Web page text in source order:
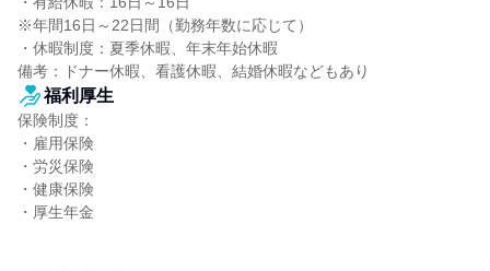
※年間16日～22日間（勤務年数に応じて）
・休暇制度：夏季休暇、年末年始休暇
備考：ドナー休暇、看護休暇、結婚休暇などもあり
福利厚生
保険制度：
・雇用保険
・労災保険
・健康保険
・厚生年金